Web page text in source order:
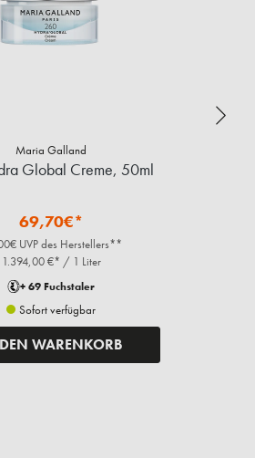
Maria Galland
Global Creme, 50ml
69,70€*
UVP des Herstellers**
1.394,00 €* / 1 Liter
+ 69 Fuchstaler
Sofort verfügbar
WARENKORB